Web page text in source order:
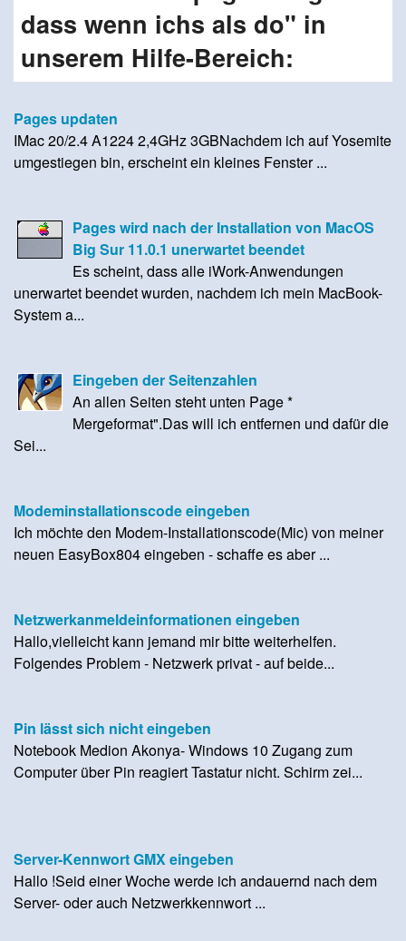
dass wenn ichs als do" in
unserem Hilfe-Bereich:
Pages updaten
IMac 20/2.4 A1224 2,4GHz 3GBNachdem ich auf Yosemite
umgestiegen bin, erscheint ein kleines Fenster ...
Pages wird nach der Installation von MacOS
Big Sur 11.0.1 unerwartet beendet
Es scheint, dass alle iWork-Anwendungen
unerwartet beendet wurden, nachdem ich mein MacBook-
System a...
Eingeben der Seitenzahlen
An allen Seiten steht unten Page *
Mergeformat".Das will ich entfernen und dafür die
Sei...
Modeminstallationscode eingeben
Ich möchte den Modem-Installationscode(Mic) von meiner
neuen EasyBox804 eingeben - schaffe es aber ...
Netzwerkanmeldeinformationen eingeben
Hallo,vielleicht kann jemand mir bitte weiterhelfen.
Folgendes Problem - Netzwerk privat - auf beide...
Pin lässt sich nicht eingeben
Notebook Medion Akonya- Windows 10 Zugang zum
Computer über Pin reagiert Tastatur nicht. Schirm zei...
Server-Kennwort GMX eingeben
Hallo !Seid einer Woche werde ich andauernd nach dem
Server- oder auch Netzwerkkennwort ...